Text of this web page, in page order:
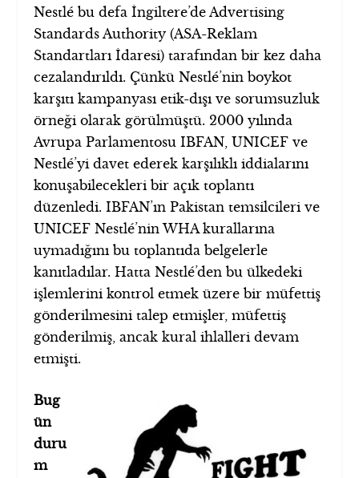
Nestlé bu defa İngiltere’de Advertising
Standards Authority (ASA-Reklam
Standartları İdaresi) tarafından bir kez daha
cezalandırıldı. Çünkü Nestlé’nin boykot
karşıtı kampanyası etik-dışı ve sorumsuzluk
örneği olarak görülmüştü. 2000 yılında
Avrupa Parlamentosu IBFAN, UNICEF ve
Nestlé’yi davet ederek karşılıklı iddialarını
konuşabilecekleri bir açık toplantı
düzenledi. IBFAN’ın Pakistan temsilcileri ve
UNICEF Nestlé’nin WHA kurallarına
uymadığını bu toplantıda belgelerle
kanıtladılar. Hatta Nestlé’den bu ülkedeki
işlemlerini kontrol etmek üzere bir müfettiş
gönderilmesini talep etmişler, müfettiş
gönderilmiş, ancak kural ihlalleri devam
etmişti.
Bug
ün
duru
m